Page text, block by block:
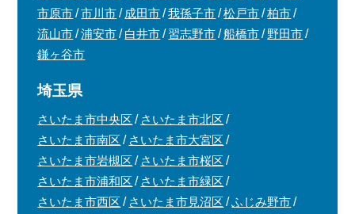
市原市
市川市 成田市 我孫子市 松戸市
柏市
流山市
浦安市 白井市 習志野市 船橋市
野田市
鎌ヶ谷市
埼玉県
さいたま市中央区
さいたま市北区
さいたま市南区
さいたま市大宮区
さいたま市岩槻区
さいたま市桜区
さいたま市浦和区
さいたま市緑区
さいたま市西区
さいたま市見沼区
ふじみ野市